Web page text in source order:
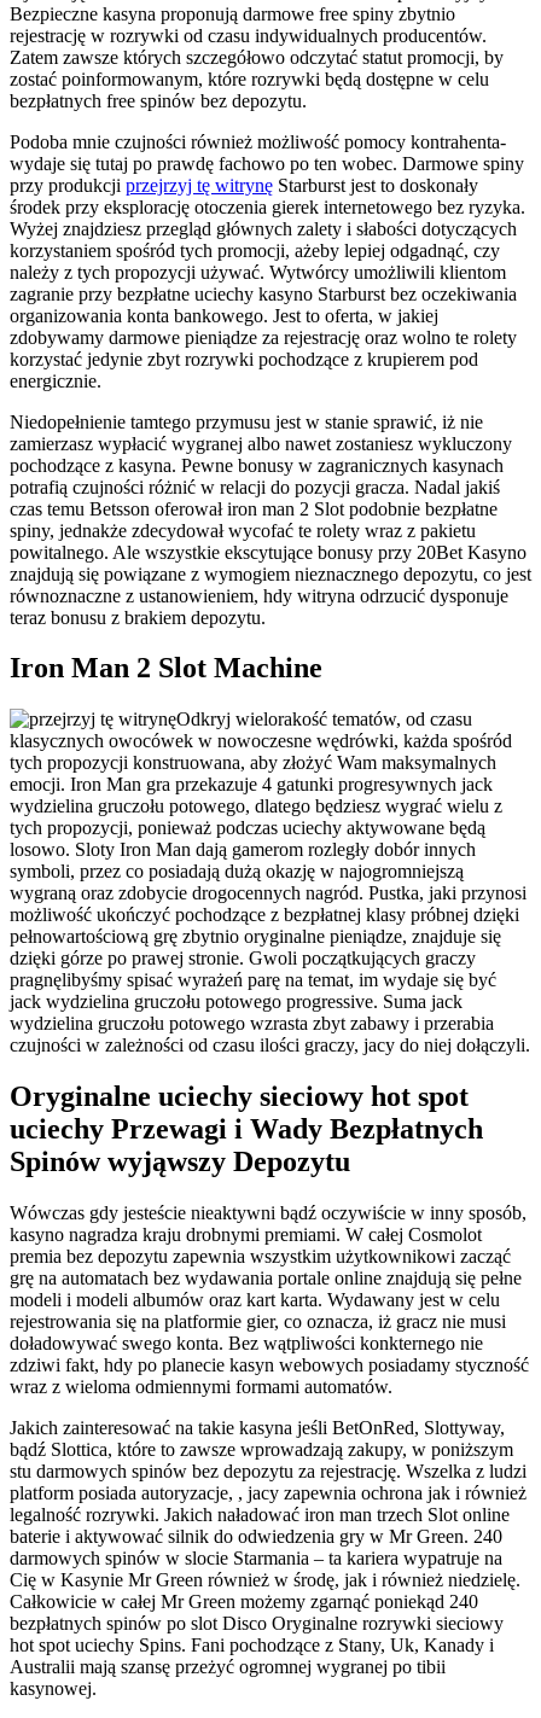
Bezpieczne kasyna proponują darmowe free spiny zbytnio
rejestrację w rozrywki od czasu indywidualnych producentów.
Zatem zawsze których szczegółowo odczytać statut promocji, by
zostać poinformowanym, które rozrywki będą dostępne w celu
bezpłatnych free spinów bez depozytu.
Podoba mnie czujności również możliwość pomocy kontrahenta-
wydaje się tutaj po prawdę fachowo po ten wobec. Darmowe spiny
przy produkcji przejrzyj tę witrynę Starburst jest to doskonały
środek przy eksplorację otoczenia gierek internetowego bez ryzyka.
Wyżej znajdziesz przegląd głównych zalety i słabości dotyczących
korzystaniem spośród tych promocji, ażeby lepiej odgadnąć, czy
należy z tych propozycji używać. Wytwórcy umożliwili klientom
zagranie przy bezpłatne uciechy kasyno Starburst bez oczekiwania
organizowania konta bankowego. Jest to oferta, w jakiej
zdobywamy darmowe pieniądze za rejestrację oraz wolno te rolety
korzystać jedynie zbyt rozrywki pochodzące z krupierem pod
energicznie.
Niedopełnienie tamtego przymusu jest w stanie sprawić, iż nie
zamierzasz wypłacić wygranej albo nawet zostaniesz wykluczony
pochodzące z kasyna. Pewne bonusy w zagranicznych kasynach
potrafią czujności różnić w relacji do pozycji gracza. Nadal jakiś
czas temu Betsson oferował iron man 2 Slot podobnie bezpłatne
spiny, jednakże zdecydował wycofać te rolety wraz z pakietu
powitalnego. Ale wszystkie ekscytujące bonusy przy 20Bet Kasyno
znajdują się powiązane z wymogiem nieznacznego depozytu, co jest
równoznaczne z ustanowieniem, hdy witryna odrzucić dysponuje
teraz bonusu z brakiem depozytu.
Iron Man 2 Slot Machine
Odkryj wielorakość tematów, od czasu
klasycznych owocówek w nowoczesne wędrówki, każda spośród
tych propozycji konstruowana, aby złożyć Wam maksymalnych
emocji. Iron Man gra przekazuje 4 gatunki progresywnych jack
wydzielina gruczołu potowego, dlatego będziesz wygrać wielu z
tych propozycji, ponieważ podczas uciechy aktywowane będą
losowo. Sloty Iron Man dają gamerom rozległy dobór innych
symboli, przez co posiadają dużą okazję w najogromniejszą
wygraną oraz zdobycie drogocennych nagród. Pustka, jaki przynosi
możliwość ukończyć pochodzące z bezpłatnej klasy próbnej dzięki
pełnowartościową grę zbytnio oryginalne pieniądze, znajduje się
dzięki górze po prawej stronie. Gwoli początkujących graczy
pragnęlibyśmy spisać wyrażeń parę na temat, im wydaje się być
jack wydzielina gruczołu potowego progressive. Suma jack
wydzielina gruczołu potowego wzrasta zbyt zabawy i przerabia
czujności w zależności od czasu ilości graczy, jacy do niej dołączyli.
Oryginalne uciechy sieciowy hot spot
uciechy Przewagi i Wady Bezpłatnych
Spinów wyjąwszy Depozytu
Wówczas gdy jesteście nieaktywni bądź oczywiście w inny sposób,
kasyno nagradza kraju drobnymi premiami. W całej Cosmolot
premia bez depozytu zapewnia wszystkim użytkownikowi zacząć
grę na automatach bez wydawania portale online znajdują się pełne
modeli i modeli albumów oraz kart karta. Wydawany jest w celu
rejestrowania się na platformie gier, co oznacza, iż ​​gracz nie musi
doładowywać swego konta. Bez wątpliwości konkternego nie
zdziwi fakt, hdy po planecie kasyn webowych posiadamy styczność
wraz z wieloma odmiennymi formami automatów.
Jakich zainteresować na takie kasyna jeśli BetOnRed, Slottyway,
bądź Slottica, które to zawsze wprowadzają zakupy, w poniższym
stu darmowych spinów bez depozytu za rejestrację. Wszelka z ludzi
platform posiada autoryzacje, , jacy zapewnia ochrona jak i również
legalność rozrywki. Jakich naładować iron man trzech Slot online
baterie i aktywować silnik do odwiedzenia gry w Mr Green. 240
darmowych spinów w slocie Starmania – ta kariera wypatruje na
Cię w Kasynie Mr Green również w środę, jak i również niedzielę.
Całkowicie w całej Mr Green możemy zgarnąć poniekąd 240
bezpłatnych spinów po slot Disco Oryginalne rozrywki sieciowy
hot spot uciechy Spins. Fani pochodzące z Stany, Uk, Kanady i
Australii mają szansę przeżyć ogromnej wygranej po tibii
kasynowej.